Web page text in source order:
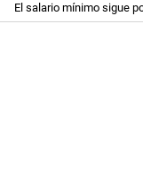
El salario mínimo sigue